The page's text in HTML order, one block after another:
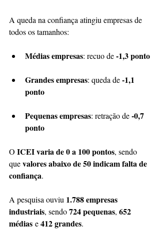
A queda na confiança atingiu empresas de
todos os tamanhos:
Médias empresas: recuo de -1,3 ponto
Grandes empresas: queda de -1,1
ponto
Pequenas empresas: retração de -0,7
ponto
O ICEI varia de 0 a 100 pontos, sendo
que valores abaixo de 50 indicam falta de
confiança.
A pesquisa ouviu 1.788 empresas
industriais, sendo 724 pequenas, 652
médias e 412 grandes.